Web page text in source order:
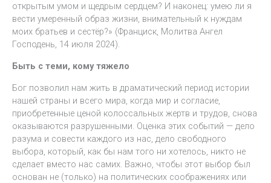
открытым умом и щедрым сердцем? И наконец: умею ли я
вести умеренный образ жизни, внимательный к нуждам
моих братьев и сестёр?» (Франциск, Молитва Ангел
Господень, 14 июля 2024).
Быть с теми, кому тяжело
Бог позволил нам жить в драматический период истории
нашей страны и всего мира, когда мир и согласие,
приобретенные ценой колоссальных жертв и трудов, снова
оказываются разрушенными. Оценка этих событий — дело
разума и совести каждого из нас, дело свободного
выбора, который, как бы нам того ни хотелось, никто не
сделает вместо нас самих. Важно, чтобы этот выбор был
основан не (только) на политических соображениях или